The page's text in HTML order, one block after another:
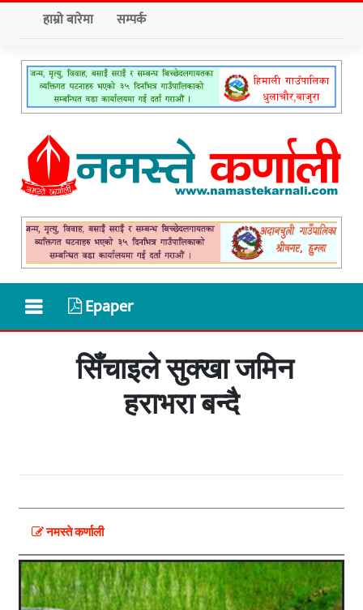
हाम्रो बारेमा सम्पर्क
Epaper
सिँचाइले सुक्खा जमिन
हराभरा बन्दै
नमस्ते कर्णाली